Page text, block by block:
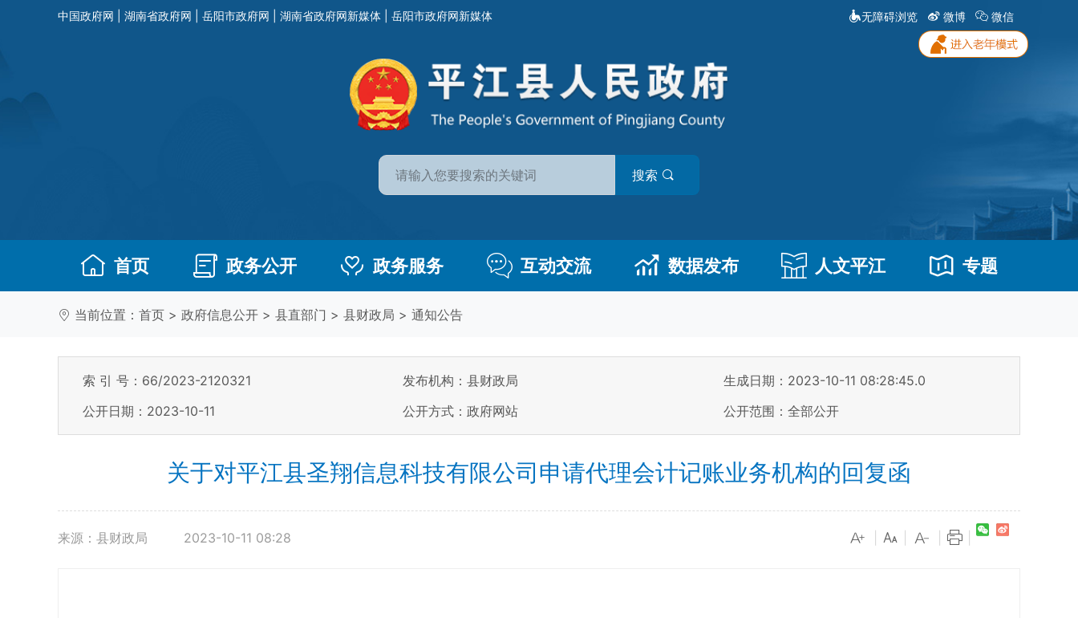
中国政府网 湖南省政府网 岳阳市政府网 湖南省政府网新媒体 岳阳市政府网新媒体 无障碍浏览 微博 微信
搜索
首页 政务公开 政务服务 互动交流 数据发布 人文平江 专题
当前位置： 首页 > 政府信息公开 > 县直部门 > 县财政局 > 通知公告
索 引 号：66/2023-2120321 发布机构：县财政局
生成日期：2023-10-11 08:28:45.0
公开日期：2023-10-11
公开方式：政府网站 公开范围：全部公开
关于对平江县圣翔信息科技有限公司申请代理会计记账业务机构的回复函
来源：县财政局 2023-10-11 08:28